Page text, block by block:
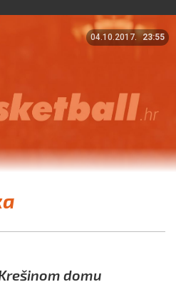
04.10.2017. 23:55
domu